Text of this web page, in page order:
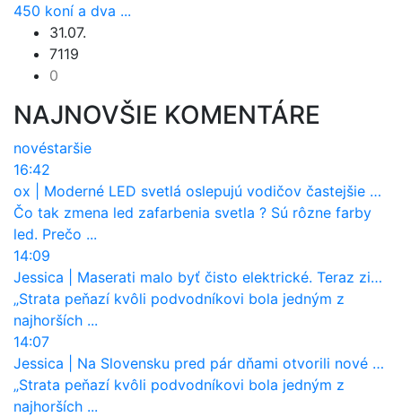
450 koní a dva ...
31.07.
7119
0
NAJNOVŠIE KOMENTÁRE
novéstaršie
16:42
ox
Moderné LED svetlá oslepujú vodičov častejšie než staré halogény
Čo tak zmena led zafarbenia svetla ? Sú rôzne farby
led. Prečo ...
14:09
Jessica
Maserati malo byť čisto elektrické. Teraz zisťuje, že potrebuje nový osemvalcový motor
„Strata peňazí kvôli podvodníkovi bola jedným z
najhorších ...
14:07
Jessica
Na Slovensku pred pár dňami otvorili nové mosty, ktoré to sú?
„Strata peňazí kvôli podvodníkovi bola jedným z
najhorších ...